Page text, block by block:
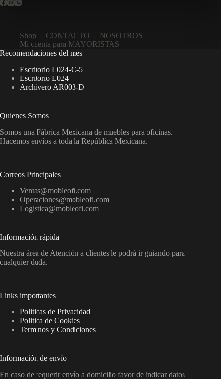
Shop CONTACTO
NOSOTROS
Mi cuenta para MAYORISTAS
Recomendaciones del mes
Escritorio L024-C-5
Escritorio L024
Archivero AR003-D
Quienes Somos
Somos una Fábrica Mexicana de muebles para oficinas.
Hacemos envíos a toda la República Mexicana.
Correos Principales
Ventas@mobleofi.com
Operaciones@mobleofi.com
Logistica@mobleofi.com
Información rápida
Nuestra área de Atención a clientes le podrá ir guiando para
cualquier duda.
Links importantes
Politicas de Privacidad
Politica de Cookies
Terminos y Condiciones
Información de envío
En caso de requerir envío a domicilio favor de indicar datos